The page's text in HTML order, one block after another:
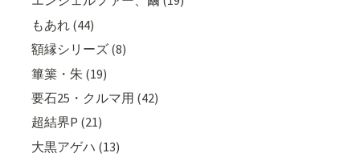
もあれ (44)
額縁シリーズ (8)
篳篥・朱 (19)
要石25・クルマ用 (42)
超結界P (21)
大黒アゲハ (13)